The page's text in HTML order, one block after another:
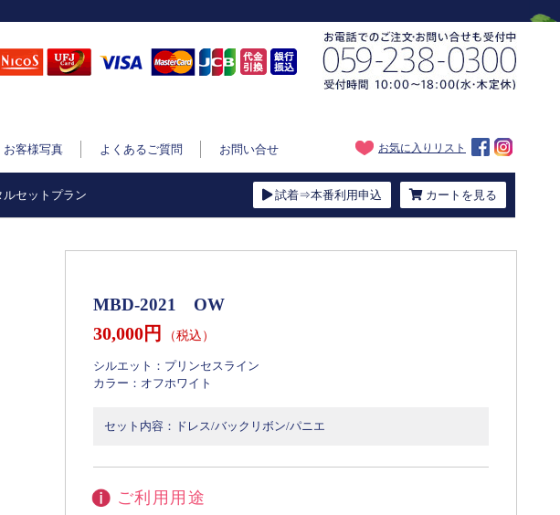
お気に入りリスト
お客様写真 よくあるご質問 お問い合せ
ルセットプラン 試着⇒本番利用申込 カートを見る
MBD-2021 OW
30,000円 （税込）
シルエット： プリンセスライン
カラー： オフホワイト
セット内容：ドレス/バックリボン/パニエ
ご利用用途